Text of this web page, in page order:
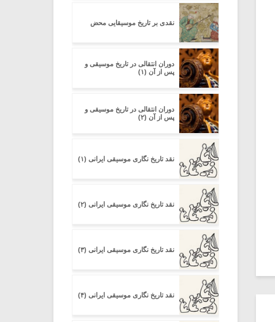
نقدی بر تاریخ موسیقایی محض
دوران انتقالی در تاریخ موسیقی و
پس از آن (۱)
دوران انتقالی در تاریخ موسیقی و
پس از آن (۲)
نقد تاریخ نگاری موسیقی ایرانی (۱)
نقد تاریخ نگاری موسیقی ایرانی (۲)
نقد تاریخ نگاری موسیقی ایرانی (۳)
نقد تاریخ نگاری موسیقی ایرانی (۴)